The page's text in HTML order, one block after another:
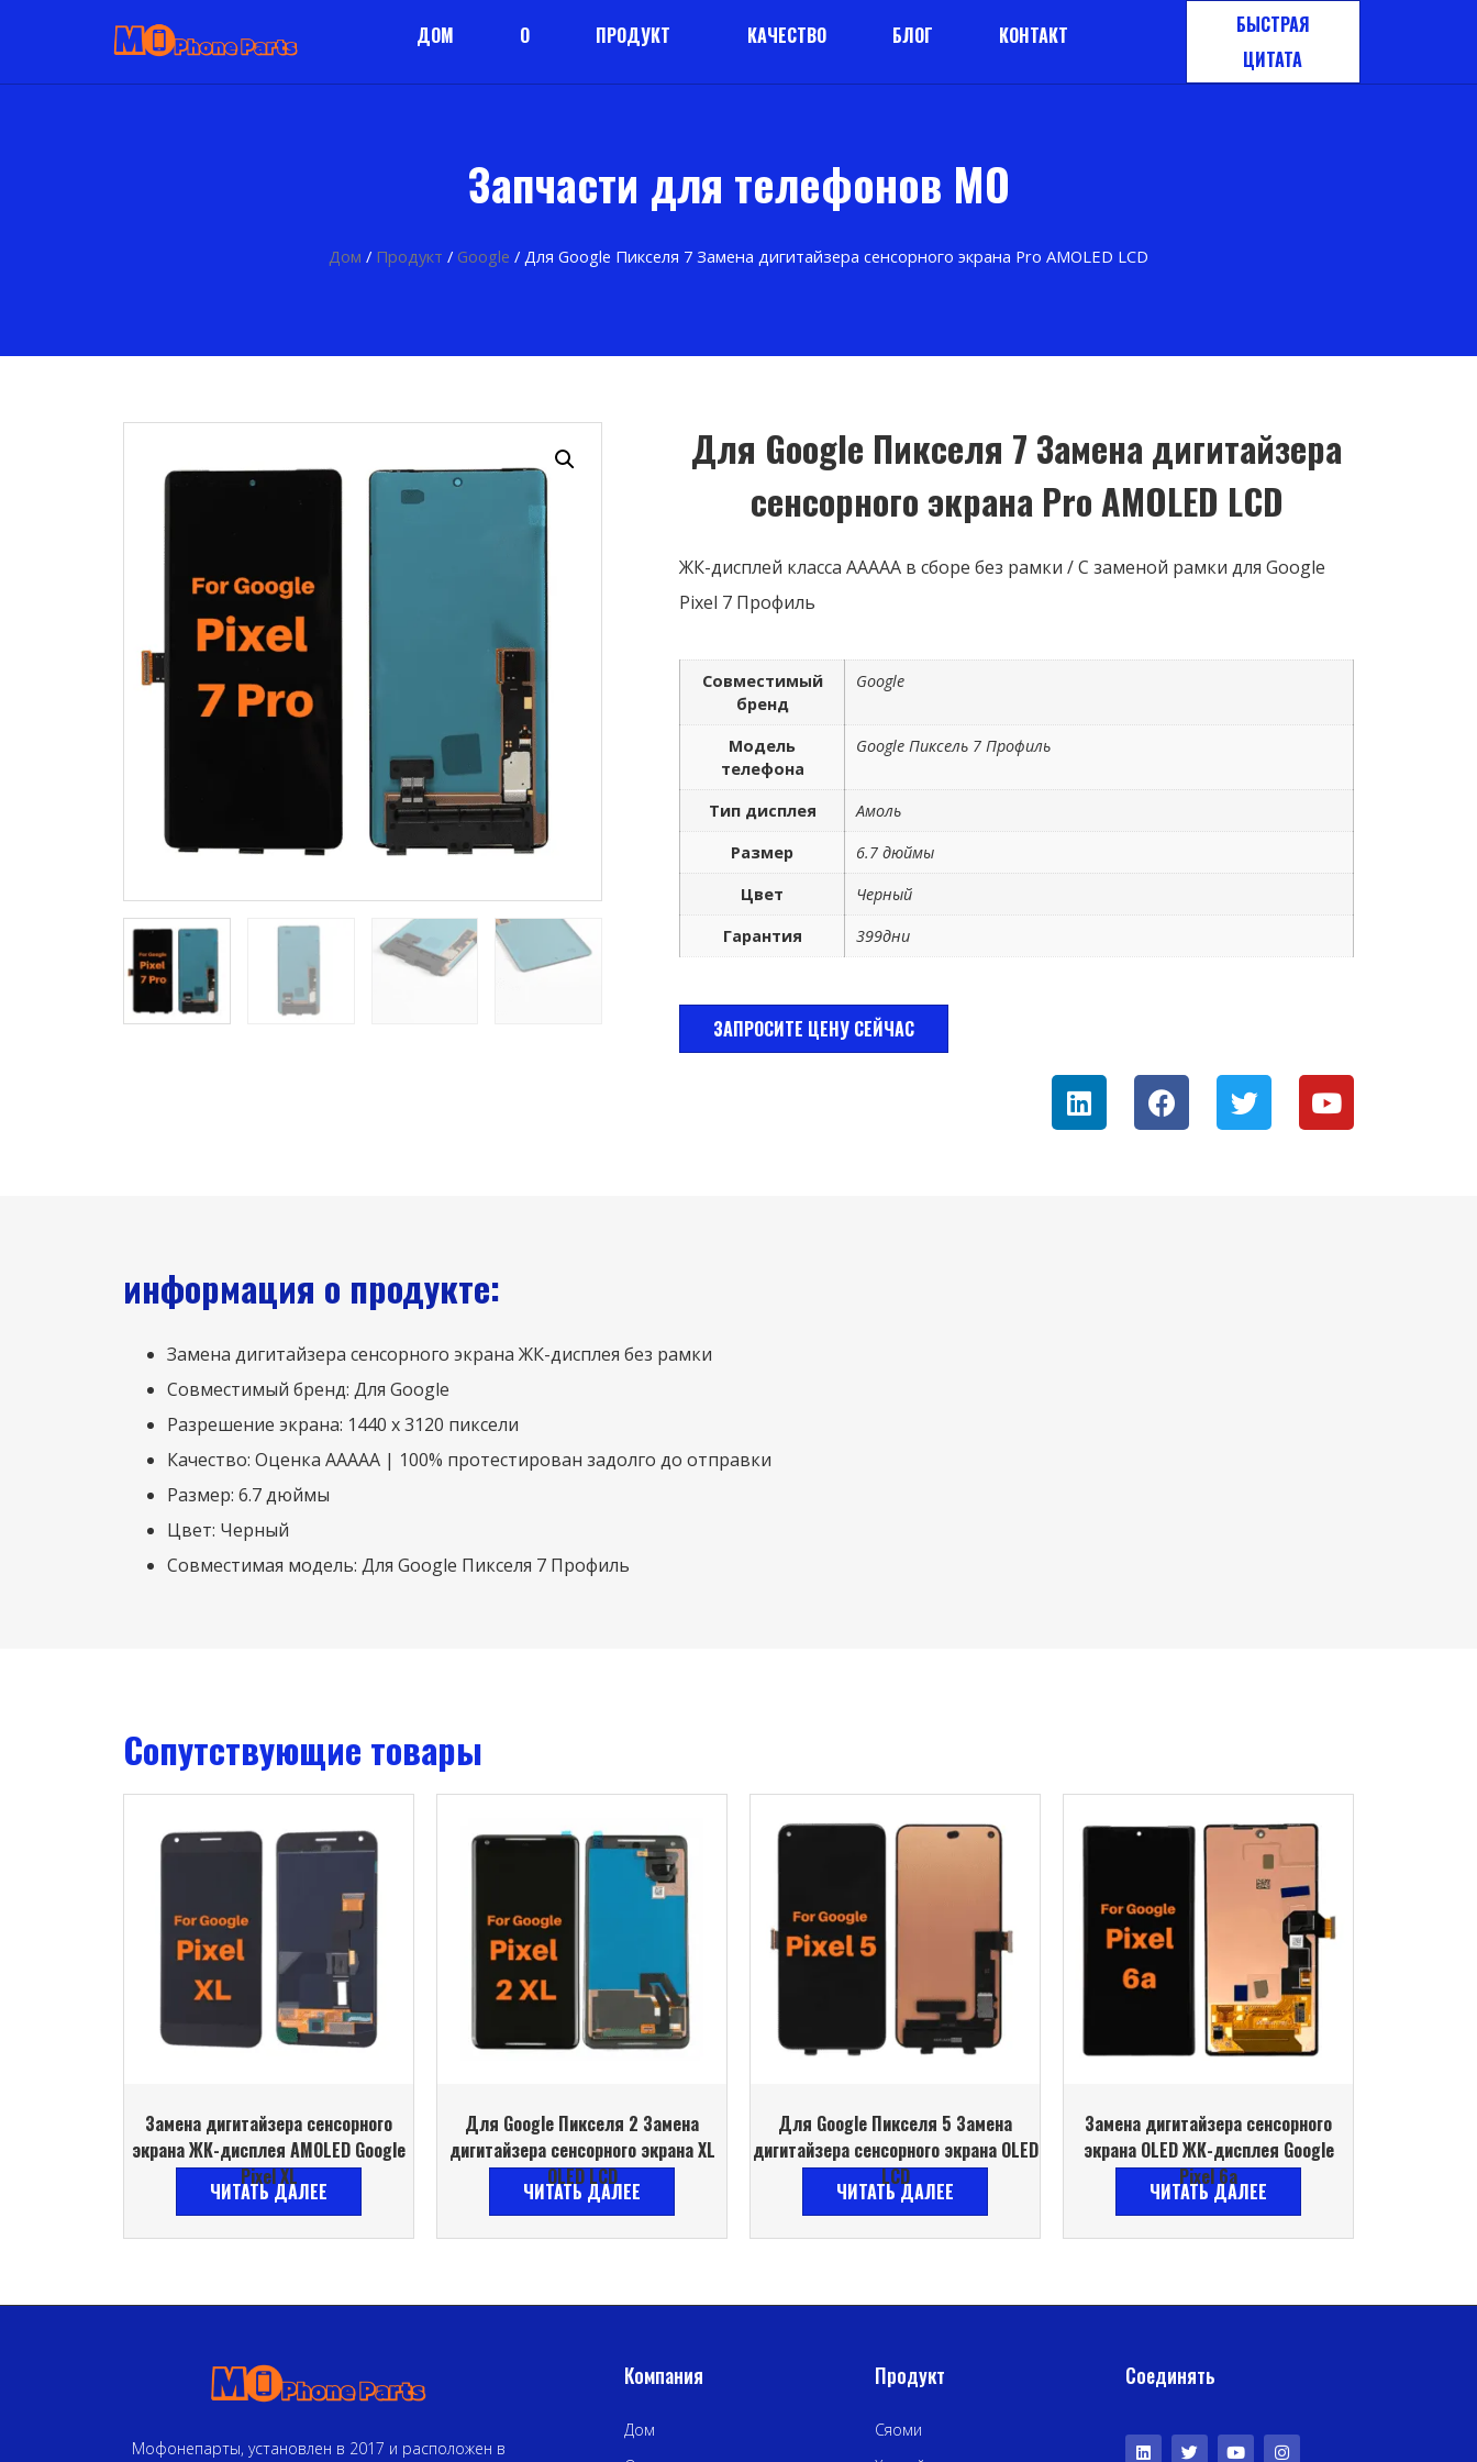
ДОМ О ПРОДУКТ КАЧЕСТВО БЛОГ КОНТАКТ
БЫСТРАЯ
ЦИТАТА
Запчасти для телефонов MO
Дом / Продукт / Google / Для Google Пикселя 7 Замена дигитайзера сенсорного экрана Pro AMOLED LCD
Для Google Пикселя 7 Замена дигитайзера
сенсорного экрана Pro AMOLED LCD
ЖК-дисплей класса AAAAA в сборе без рамки / С заменой рамки для Google
Pixel 7 Профиль
Совместимый
бренд
Google
Модель
телефона
Google Пиксель 7 Профиль
Тип дисплея
Амоль
Размер
6.7 дюймы
Цвет
Черный
Гарантия
399дни
ЗАПРОСИТЕ ЦЕНУ СЕЙЧАС
информация о продукте:
Замена дигитайзера сенсорного экрана ЖК-дисплея без рамки
Совместимый бренд: Для Google
Разрешение экрана: 1440 х 3120 пиксели
Качество: Оценка ААААА | 100% протестирован задолго до отправки
Размер: 6.7 дюймы
Цвет: Черный
Совместимая модель: Для Google Пикселя 7 Профиль
Сопутствующие товары
Замена дигитайзера сенсорного
экрана ЖК-дисплея AMOLED Google
Pixel XL
ЧИТАТЬ ДАЛЕЕ
Для Google Пикселя 2 Замена
дигитайзера сенсорного экрана XL
OLED LCD
ЧИТАТЬ ДАЛЕЕ
Для Google Пикселя 5 Замена
дигитайзера сенсорного экрана OLED
LCD
ЧИТАТЬ ДАЛЕЕ
Замена дигитайзера сенсорного
экрана OLED ЖК-дисплея Google
Pixel 6a
ЧИТАТЬ ДАЛЕЕ
Мофонепарты, установлен в 2017 и расположен в
Компания
Дом
Продукт
Сяоми
Соединять